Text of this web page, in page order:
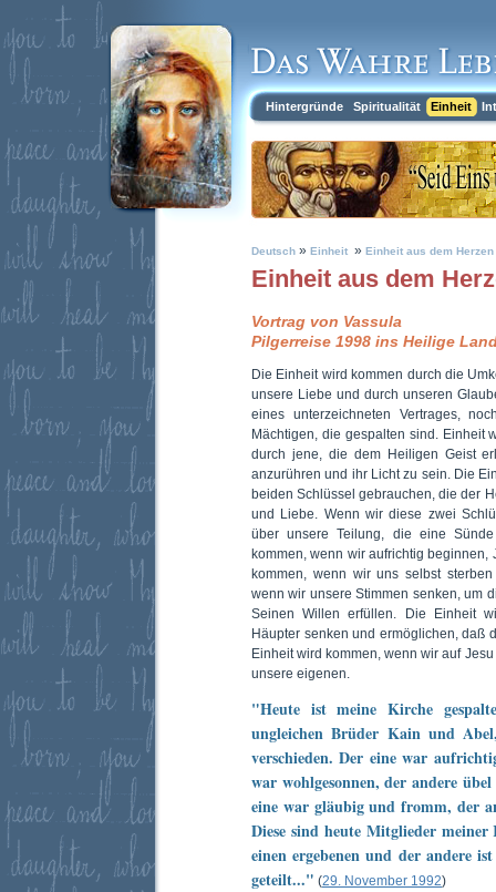
Hintergründe Spiritualität Einheit
Deutsch » Einheit » Einheit aus dem Herzen
Einheit aus dem
Vortrag von Vassula
Pilgerreise 1998 ins Heilige
Die Einheit wird kommen durch die
unsere Liebe und durch unseren
eines unterzeichneten Vertrages,
Mächtigen, die gespalten sind. Einheit
durch jene, die dem Heiligen Geist
anzurühren und ihr Licht zu sein. Die
beiden Schlüssel gebrauchen, die der
und Liebe. Wenn wir diese zwei
über unsere Teilung, die eine
kommen, wenn wir aufrichtig beginnen,
kommen, wenn wir uns selbst
wenn wir unsere Stimmen senken, um
Seinen Willen erfüllen. Die Einheit
Häupter senken und ermöglichen, daß
Einheit wird kommen, wenn wir auf
unsere eigenen.
"Heute ist meine Kirche
ungleichen Brüder Kain und
verschieden. Der eine war
war wohlgesonnen, der andere
eine war gläubig und fromm, der
Diese sind heute Mitglieder
einen ergebenen und der andere
geteilt..." (29. November 1992)